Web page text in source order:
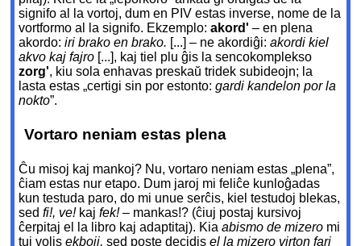
signifo al la vortoj, dum en PIV estas inverse, nome de la
vortformo al la signifo. Ekzemplo:akord' – en plena
akordo:iri brako en brako. [...] – ne akordiĝi:akordi kiel
akvo kaj fajro [...], kaj tiel plu ĝis la sencokomplekso
zorg', kiu sola enhavas preskaŭ tridek subideojn; la
lasta estas „certigi sin por estonto:gardi kandelon por la
nokto”.
Vortaro neniam estas plena
Ĉu misoj kaj mankoj? Nu, vortaro neniam estas „plena”,
ĉiam estas nur etapo. Dum jaroj mi feliĉe kunloĝadas
kun testuda paro, do mi unue serĉis, kiel testudoj blekas,
sedfi!, ve! kajfek!– mankas!? (ĉiuj postaj kursivoj
ĉerpitaj el la libro kaj adaptitaj). Kiaabismo de mizero mi
tuj volisekboji, sed poste decidisel la mizero virton fari